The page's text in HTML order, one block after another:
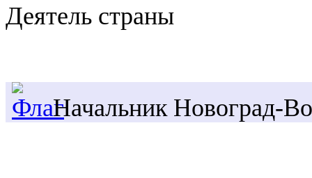
Деятель страны
Начальник Новоград-